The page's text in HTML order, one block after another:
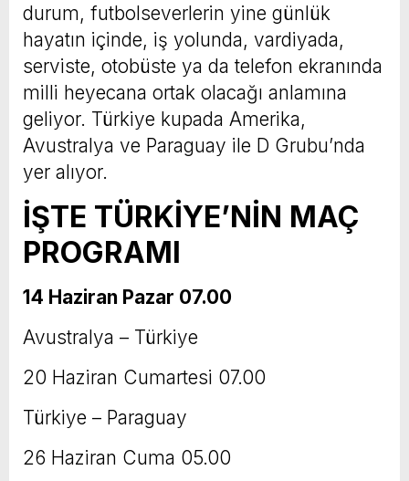
durum, futbolseverlerin yine günlük
hayatın içinde, iş yolunda, vardiyada,
serviste, otobüste ya da telefon ekranında
milli heyecana ortak olacağı anlamına
geliyor. Türkiye kupada Amerika,
Avustralya ve Paraguay ile D Grubu’nda
yer alıyor.
İŞTE TÜRKİYE’NİN MAÇ
PROGRAMI
14 Haziran Pazar 07.00
Avustralya – Türkiye
20 Haziran Cumartesi 07.00
Türkiye – Paraguay
26 Haziran Cuma 05.00